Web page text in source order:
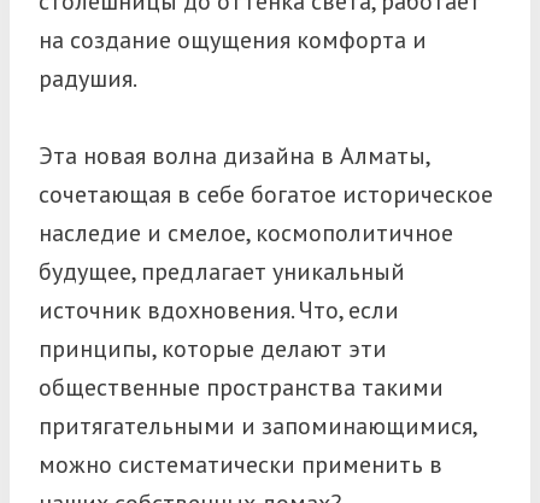
на создание ощущения комфорта и
радушия.
Эта новая волна дизайна в Алматы,
сочетающая в себе богатое историческое
наследие и смелое, космополитичное
будущее, предлагает уникальный
источник вдохновения. Что, если
принципы, которые делают эти
общественные пространства такими
притягательными и запоминающимися,
можно систематически применить в